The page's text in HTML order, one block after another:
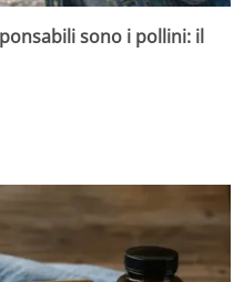
sono i pollini: il